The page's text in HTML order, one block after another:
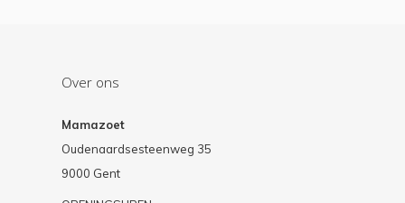
Over ons
Mamazoet
Oudenaardsesteenweg 35
9000 Gent